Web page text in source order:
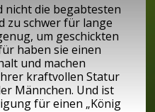
nicht die begabtesten
zu schwer für lange
um geschickten
haben sie einen
und machen
kraftvollen Statur
Männchen. Und ist
für einen „König